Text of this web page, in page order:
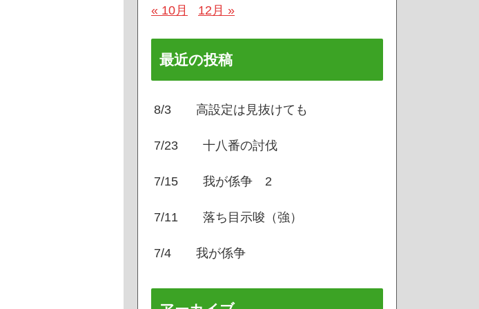
« 10月 12月 »
最近の投稿
8/3 高設定は見抜けても
7/23 十八番の討伐
7/15 我が係争 2
7/11 落ち目示唆（強）
7/4 我が係争